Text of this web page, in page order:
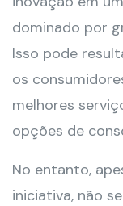
dominado por
Isso pode
os
melhores
opções de
No entanto,
iniciativa, não